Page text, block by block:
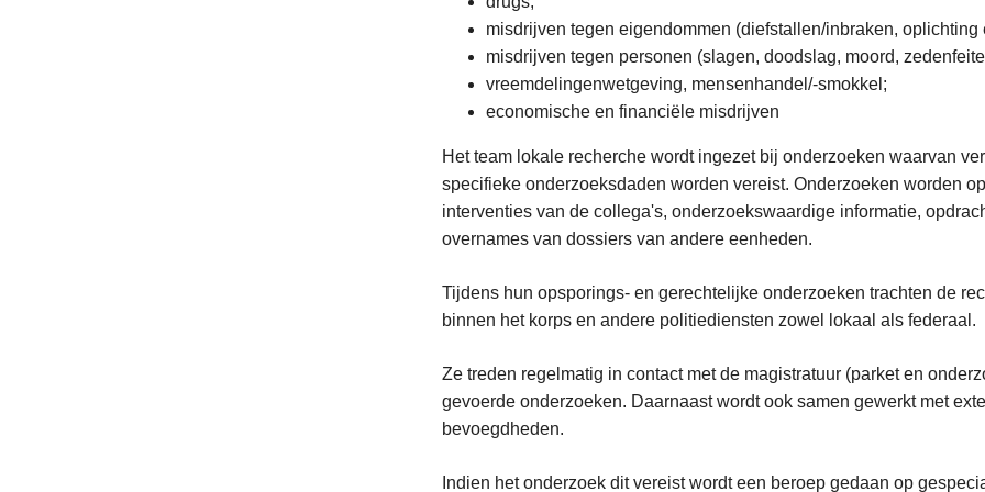
misdrijven tegen eigendommen (diefstallen/inbraken,
misdrijven tegen personen (slagen, doodslag, moord,
vreemdelingenwetgeving, mensenhandel/-smokkel;
economische en financiële misdrijven
Het team lokale recherche wordt ingezet bij onderzoeken waarvan
specifieke onderzoeksdaden worden vereist. Onderzoeken worden
interventies van de collega's, onderzoekswaardige informatie,
overnames van dossiers van andere eenheden.
Tijdens hun opsporings- en gerechtelijke onderzoeken trachten de
binnen het korps en andere politiediensten zowel lokaal als federaal.
Ze treden regelmatig in contact met de magistratuur (parket en
gevoerde onderzoeken. Daarnaast wordt ook samen gewerkt met
bevoegdheden.
Indien het onderzoek dit vereist wordt een beroep gedaan op